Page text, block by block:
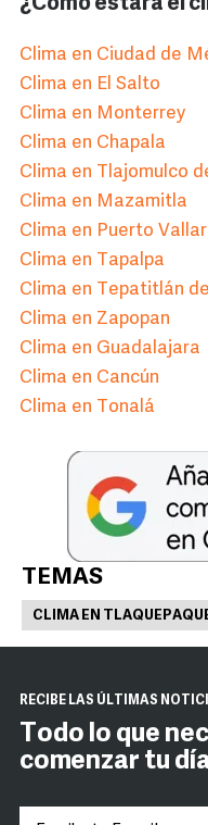
¿Cómo estará el
Clima en Ciudad de
Clima en El Salto
Clima en Monterrey
Clima en Chapala
Clima en Tlajomulco
Clima en Mazamitla
Clima en Puerto
Clima en Tapalpa
Clima en Tepatitlán
Clima en Zapopan
Clima en Guadalajara
Clima en Cancún
Clima en Tonalá
TEMAS
CLIMA EN
RECIBE LAS ÚLTIMAS
Todo lo que
comenzar tu